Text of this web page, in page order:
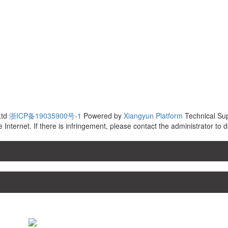
浙ICP备19035900号-1 Powered by Xiangyun Platform Technical
If there is infringement, please contact the administrator to